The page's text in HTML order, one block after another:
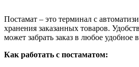
Постамат – это терминал с
хранения заказанных товаров.
может забрать заказ в любое удобное
Как работать с постаматом: